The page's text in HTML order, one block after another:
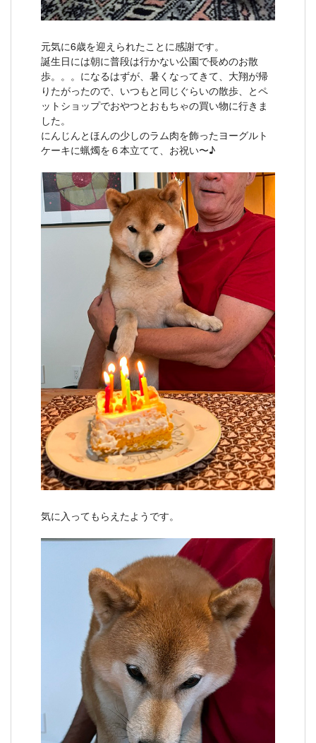
元気に6歳を迎えられたことに感謝です。
誕生日には朝に普段は行かない公園で長めのお散
歩。。。になるはずが、暑くなってきて、大翔が帰
りたがったので、いつもと同じぐらいの散歩、とペ
ットショップでおやつとおもちゃの買い物に行きま
した。
にんじんとほんの少しのラム肉を飾ったヨーグルト
ケーキに蝋燭を６本立てて、お祝い〜♪
気に入ってもらえたようです。